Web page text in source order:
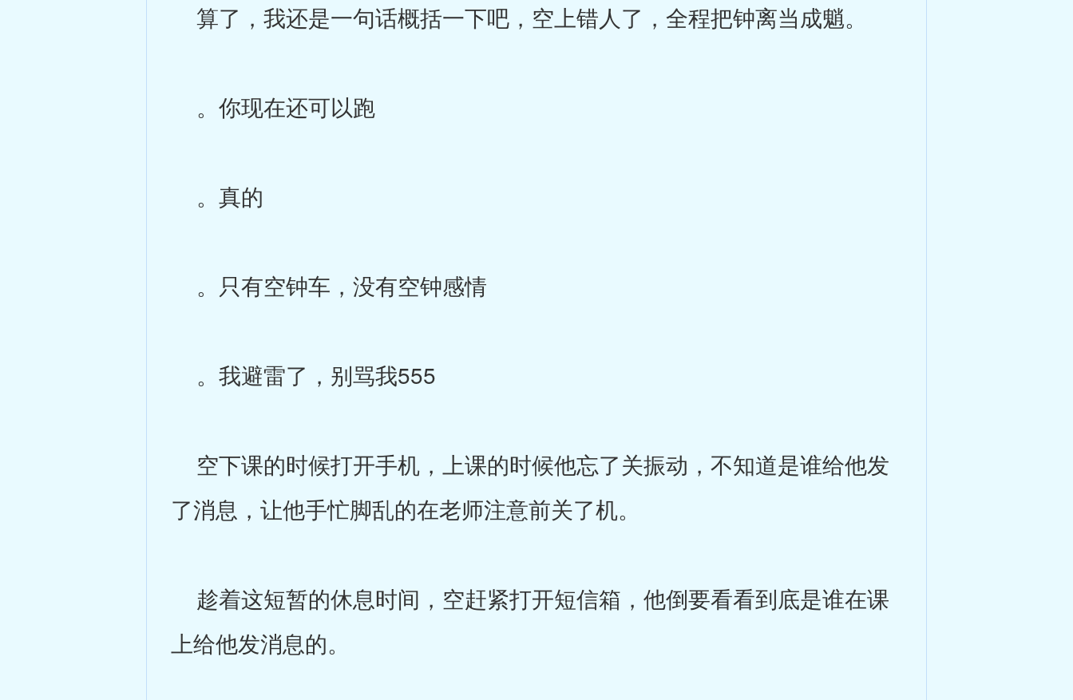
算了，我还是一句话概括一下吧，空上错人了，全程把钟离当成魈。
。你现在还可以跑
。真的
。只有空钟车，没有空钟感情
。我避雷了，别骂我555
空下课的时候打开手机，上课的时候他忘了关振动，不知道是谁给他发
了消息，让他手忙脚乱的在老师注意前关了机。
趁着这短暂的休息时间，空赶紧打开短信箱，他倒要看看到底是谁在课
上给他发消息的。